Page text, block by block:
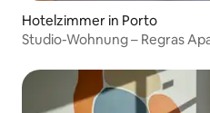
Hotelzimmer in Porto
Studio-Wohnung – Regras